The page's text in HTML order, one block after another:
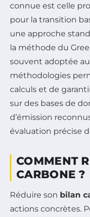
connue est celle
pour la transition
une approche
la méthode du
souvent adoptée
méthodologies
calculs et de
sur des bases de
d’émission
évaluation précise
COMMENT
CARBONE ?
Réduire son bilan
actions concrètes.